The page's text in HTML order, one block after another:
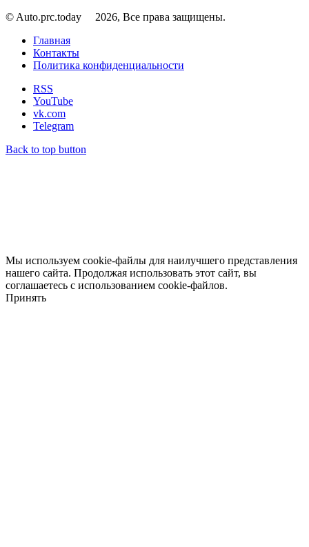
© Auto.prc.today
2026, Все права защищены.
Главная
Контакты
Политика конфиденциальности
RSS
YouTube
vk.com
Telegram
Back to top button
Мы используем cookie-файлы для наилучшего представления
нашего сайта. Продолжая использовать этот сайт, вы
соглашаетесь с использованием cookie-файлов.
Принять